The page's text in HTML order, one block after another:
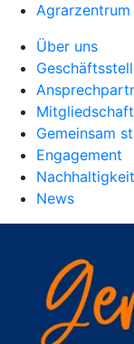
Agrarzentrum
Über uns
Mitgliedschaft
Gemeinsam
Engagement
Nachhaltigkeit
News